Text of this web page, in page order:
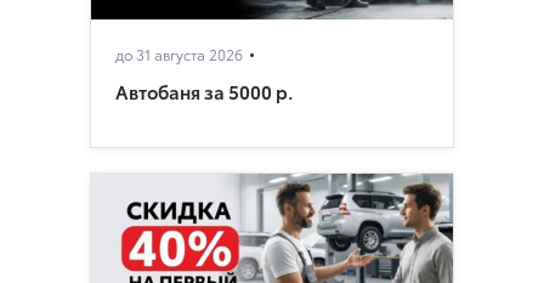
до 31 августа 2026
Автобаня за 5000 р.